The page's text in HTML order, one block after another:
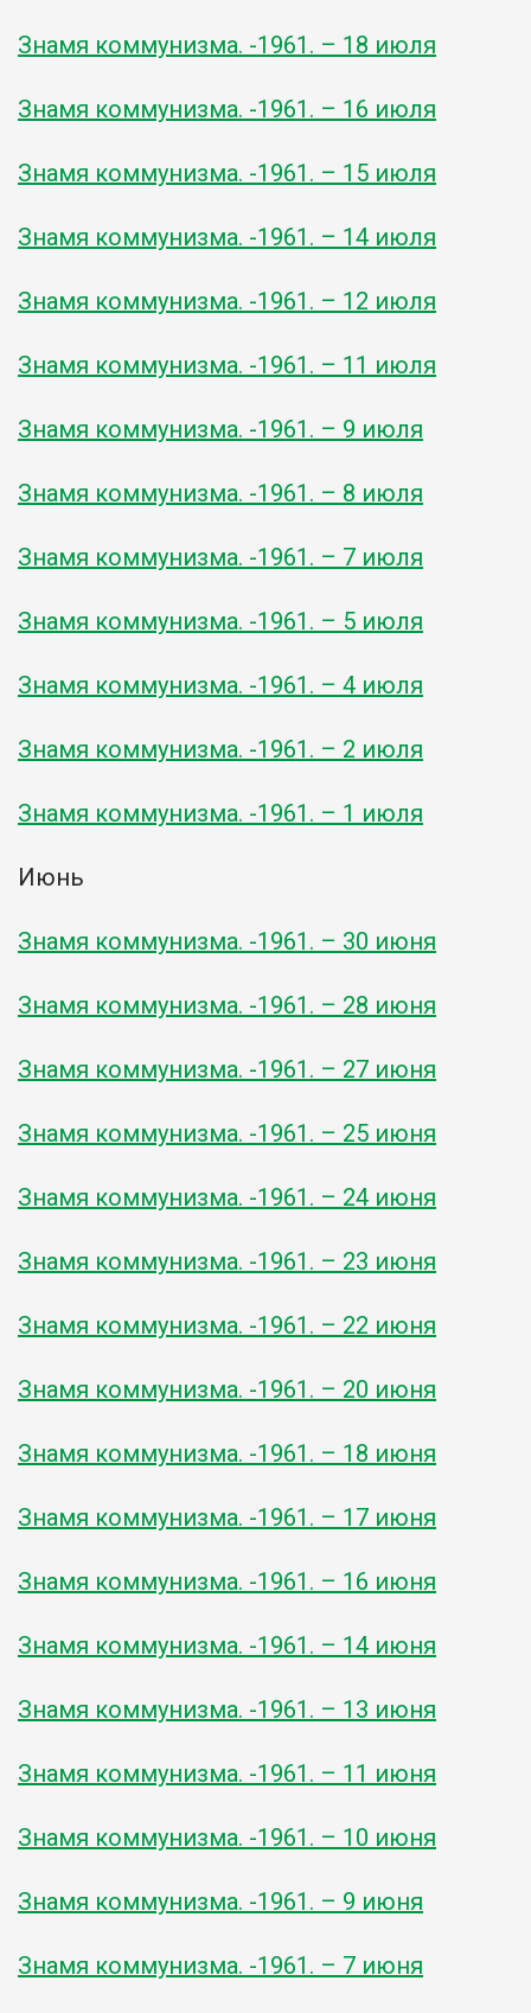
Знамя коммунизма. -1961. – 18 июля
Знамя коммунизма. -1961. – 16 июля
Знамя коммунизма. -1961. – 15 июля
Знамя коммунизма. -1961. – 14 июля
Знамя коммунизма. -1961. – 12 июля
Знамя коммунизма. -1961. – 11 июля
Знамя коммунизма. -1961. – 9 июля
Знамя коммунизма. -1961. – 8 июля
Знамя коммунизма. -1961. – 7 июля
Знамя коммунизма. -1961. – 5 июля
Знамя коммунизма. -1961. – 4 июля
Знамя коммунизма. -1961. – 2 июля
Знамя коммунизма. -1961. – 1 июля
Июнь
Знамя коммунизма. -1961. – 30 июня
Знамя коммунизма. -1961. – 28 июня
Знамя коммунизма. -1961. – 27 июня
Знамя коммунизма. -1961. – 25 июня
Знамя коммунизма. -1961. – 24 июня
Знамя коммунизма. -1961. – 23 июня
Знамя коммунизма. -1961. – 22 июня
Знамя коммунизма. -1961. – 20 июня
Знамя коммунизма. -1961. – 18 июня
Знамя коммунизма. -1961. – 17 июня
Знамя коммунизма. -1961. – 16 июня
Знамя коммунизма. -1961. – 14 июня
Знамя коммунизма. -1961. – 13 июня
Знамя коммунизма. -1961. – 11 июня
Знамя коммунизма. -1961. – 10 июня
Знамя коммунизма. -1961. – 9 июня
Знамя коммунизма. -1961. – 7 июня